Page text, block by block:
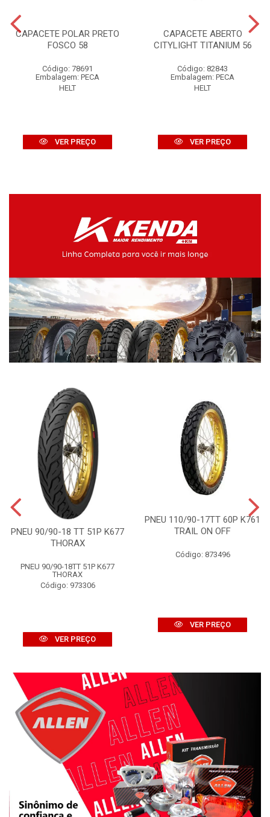
CAPACETE POLAR PRETO
FOSCO 58
Código: 78691
Embalagem: PECA
HELT
VER PREÇO
CAPACETE ABERTO
CITYLIGHT TITANIUM 56
Código: 82843
Embalagem: PECA
HELT
VER PREÇO
PNEU 90/90-18 TT 51P K677
THORAX
PNEU 90/90-18TT 51P K677
THORAX
Código: 973306
VER PREÇO
PNEU 110/90-17TT 60P K761
TRAIL ON OFF
Código: 873496
VER PREÇO